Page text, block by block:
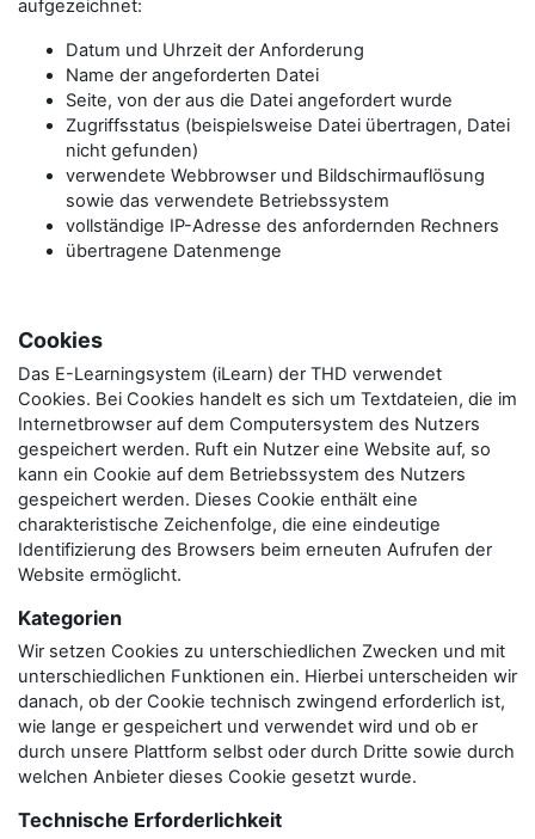
aufgezeichnet:
Datum und Uhrzeit der Anforderung
Name der angeforderten Datei
Seite, von der aus die Datei angefordert wurde
Zugriffsstatus (beispielsweise Datei übertragen, Datei
nicht gefunden)
verwendete Webbrowser und Bildschirmauflösung
sowie das verwendete Betriebssystem
vollständige IP-Adresse des anfordernden Rechners
übertragene Datenmenge
Cookies
Das E-Learningsystem (iLearn) der THD verwendet
Cookies. Bei Cookies handelt es sich um Textdateien, die im
Internetbrowser auf dem Computersystem des Nutzers
gespeichert werden. Ruft ein Nutzer eine Website auf, so
kann ein Cookie auf dem Betriebssystem des Nutzers
gespeichert werden. Dieses Cookie enthält eine
charakteristische Zeichenfolge, die eine eindeutige
Identifizierung des Browsers beim erneuten Aufrufen der
Website ermöglicht.
Kategorien
Wir setzen Cookies zu unterschiedlichen Zwecken und mit
unterschiedlichen Funktionen ein. Hierbei unterscheiden wir
danach, ob der Cookie technisch zwingend erforderlich ist,
wie lange er gespeichert und verwendet wird und ob er
durch unsere Plattform selbst oder durch Dritte sowie durch
welchen Anbieter dieses Cookie gesetzt wurde.
Technische Erforderlichkeit